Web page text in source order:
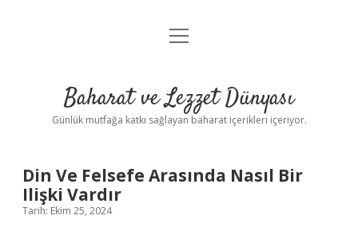
Anasayfa
Yasal Uyarı
menüyü
Baharat ve Lezzet Dünyası
Günlük mutfağa katkı sağlayan baharat içerikleri içeriyor.
Din Ve Felsefe Arasında Nasıl Bir
Ilişki Vardır
Tarih: Ekim 25, 2024